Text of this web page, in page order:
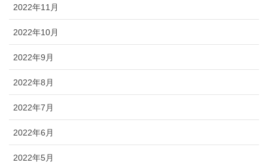
2022年11月
2022年10月
2022年9月
2022年8月
2022年7月
2022年6月
2022年5月